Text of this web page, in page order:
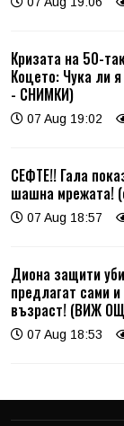
Кризата на 50-
Коцето: Чука ли
- СНИМКИ)
07 Aug 19:02
СЕФТЕ!! Гала
шашна мрежата!
07 Aug 18:57
Диона защити
предлагат сами
възраст! (ВИЖ
07 Aug 18:53